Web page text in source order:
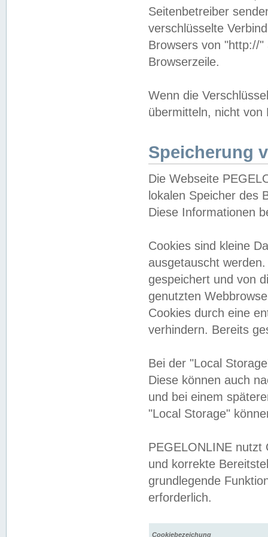
Seitenbetreiber
verschlüsselte
Browsers von "http://
Browserzeile.
Wenn die
übermitteln, nicht von
Speicherung
Die Webseite
lokalen Speicher des
Diese Informationen
Cookies sind kleine
ausgetauscht
gespeichert und von
genutzten
Cookies durch eine
verhindern. Bereits
Bei der "Local
Diese können auch
und bei einem
"Local Storage"
PEGELONLINE nutzt
und korrekte
grundlegende
erforderlich.
Cookiebezeichung